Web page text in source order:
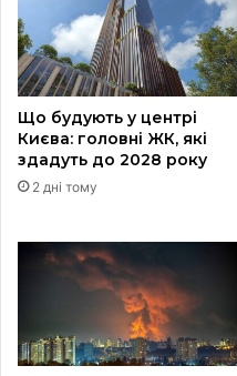
Що будують у центрі
Києва: головні ЖК, які
здадуть до 2028 року
2 дні тому